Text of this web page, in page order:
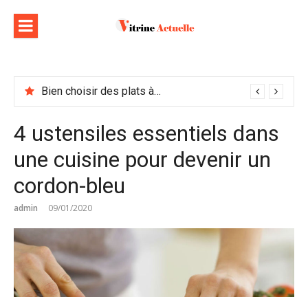
contenu
Bien choisir des plats à emporter : astuces et idées pour varier les plaisirs
4 ustensiles essentiels dans
une cuisine pour devenir un
cordon-bleu
admin 09/01/2020